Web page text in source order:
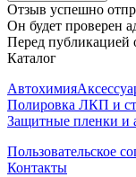
Отзыв успешно
Он будет проверен
Перед публикацией
Каталог
Автохимия
Полировка ЛКП и
Защитные пленки и
Пользовательское
Контакты